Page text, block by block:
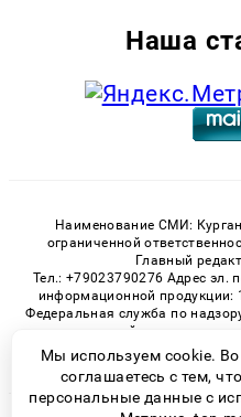
Наша
Наименование СМИ:
ограниченной
Главный
Тел.: +79023790276 Адрес эл.
информационной продукции:
Федеральная служба по
технологий и массовых
Регистрационный номер СМИ
Мы используем cookie.
соглашаетесь с тем,
персональные данные с